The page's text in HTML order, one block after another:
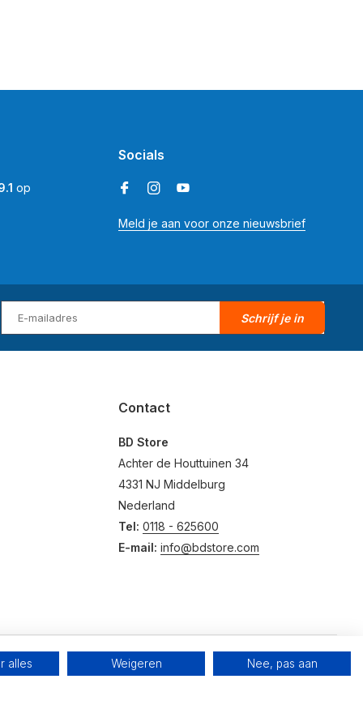
op
Socials
Meld je aan voor onze nieuwsbrief
Schrijf je in
Contact
BD Store
Achter de Houttuinen 34
4331 NJ Middelburg
Nederland
Tel: 0118 - 625600
E-mail: info@bdstore.com
alles Weigeren Nee, pas aan